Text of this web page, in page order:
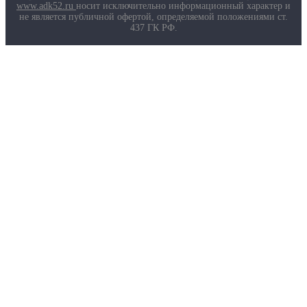
Маркировка противогазов
Основные ТР ТС, ГОСТ и ТУ
www.adk52.ru носит исключительно информационный характер и
не является публичной офертой, определяемой положениями ст.
437 ГК РФ.